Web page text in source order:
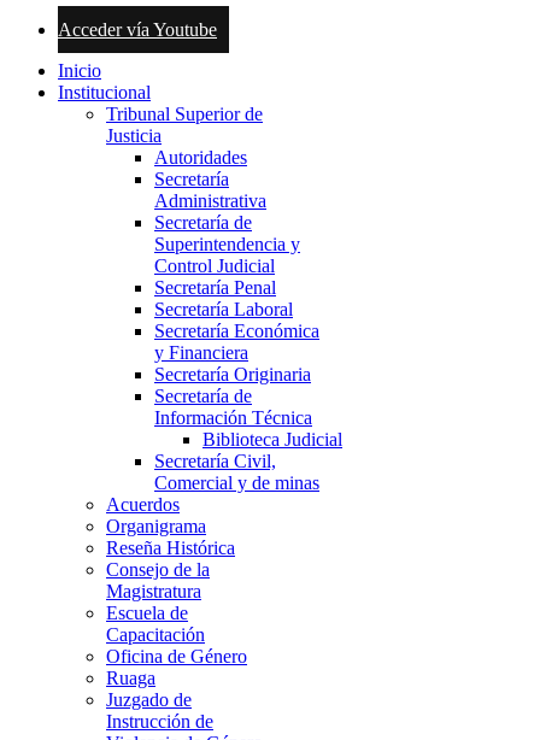
Acceder vía Youtube
Inicio
Institucional
Tribunal Superior de
Justicia
Autoridades
Secretaría
Administrativa
Secretaría de
Superintendencia y
Control Judicial
Secretaría Penal
Secretaría Laboral
Secretaría Económica
y Financiera
Secretaría Originaria
Secretaría de
Información Técnica
Biblioteca Judicial
Secretaría Civil,
Comercial y de minas
Acuerdos
Organigrama
Reseña Histórica
Consejo de la
Magistratura
Escuela de
Capacitación
Oficina de Género
Ruaga
Juzgado de
Instrucción de